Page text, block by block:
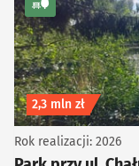
kategoria
Koszt inwestycji
2,3 mln zł
Rok realizacji: 2026